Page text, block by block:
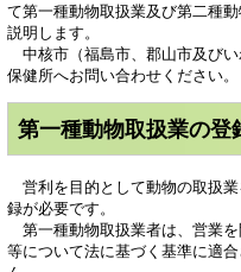
て第一種動物取扱業及び第二種
説明します。
中核市（福島市、郡山市及び
保健所へお問い合わせください。
第一種動物取扱業の登
営利を目的として動物の取扱
録が必要です。
第一種動物取扱業者は、営業
等について法に基づく基準に適